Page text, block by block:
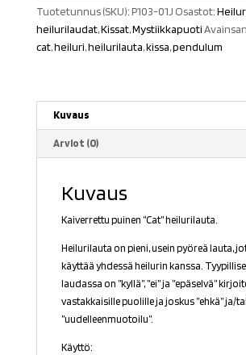
Tuotetunnus (SKU):P103-01J Osastot:
heilurilaudat,Kissat,Mystiikkapuoti
cat,heiluri,heilurilauta,kissa,pendulum
Kuvaus
Arviot (0)
Kuvaus
Kaiverrettu puinen ”Cat” heilurilauta.
Heilurilauta on pieni, usein pyöreä lauta,
käyttää yhdessä heilurin kanssa.
laudassa on ”kyllä”, ”ei” ja ”epäselvä”
vastakkaisille puolille ja joskus ”ehkä” ja/tai
”uudelleenmuotoilu”.
Käyttö: